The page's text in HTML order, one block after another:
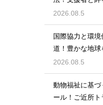
れるコツ
2026.08.5
国際協力と環
道！豊かな地
の策
2026.08.5
動物福祉に基
ール！ご近所